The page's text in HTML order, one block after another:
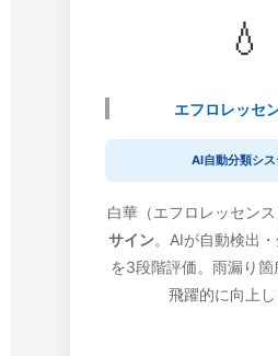
💧
エフロレッセ
AI自動分類シス
白華（エフロレッセン
サイン。AIが自動検出
を3段階評価。雨漏り
飛躍的に向上し